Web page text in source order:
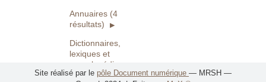
Annuaires (4
résultats)
Dictionnaires,
lexiques et
encyclopédies
(4
Site réalisé par le pôle Document numérique — MRSH —